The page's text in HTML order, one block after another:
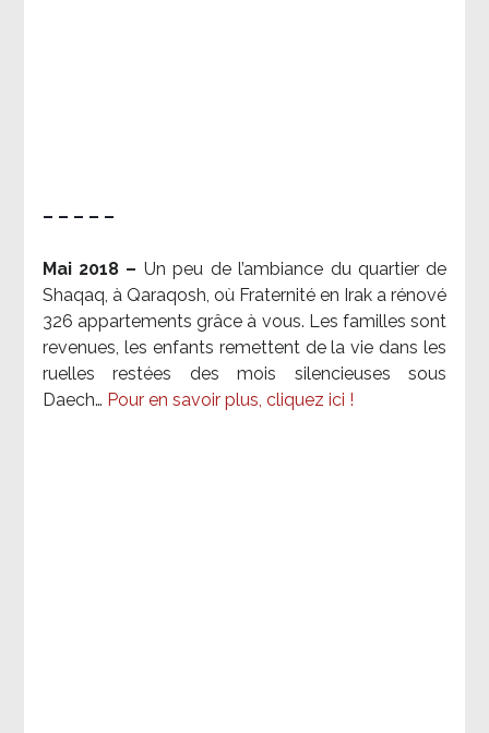
– – – – –
Mai 2018 – Un peu de l’ambiance du quartier de
Shaqaq, à Qaraqosh, où Fraternité en Irak a rénové
326 appartements grâce à vous. Les familles sont
revenues, les enfants remettent de la vie dans les
ruelles restées des mois silencieuses sous
Daech… Pour en savoir plus, cliquez ici !